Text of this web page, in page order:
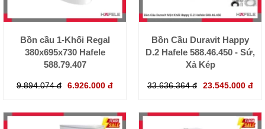
Bồn cầu 1-Khối Regal
380x695x730 Hafele
588.79.407
9.894.074 đ 6.926.000 đ
Bồn Cầu Duravit Happy
D.2 Hafele 588.46.450 - Sứ,
Xả Kép
33.636.364 đ 23.545.000 đ